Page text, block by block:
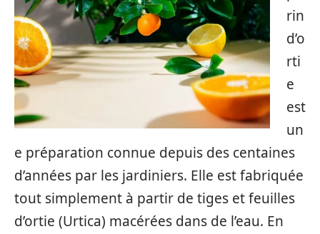
rin
d’o
rti
e
est
un
e préparation connue depuis des centaines
d’années par les jardiniers. Elle est fabriquée
tout simplement à partir de tiges et feuilles
d’ortie (Urtica) macérées dans de l’eau. En